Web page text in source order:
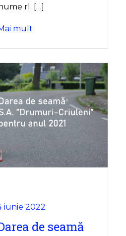
rl. […]
mult
iunie 2022
de seamă